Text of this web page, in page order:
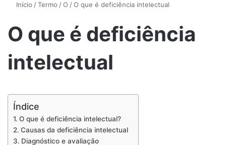
Início /Termo /O /O que é deficiência intelectual
O que é deficiência
intelectual
Índice
O que é deficiência intelectual?
Causas da deficiência intelectual
Diagnóstico e avaliação